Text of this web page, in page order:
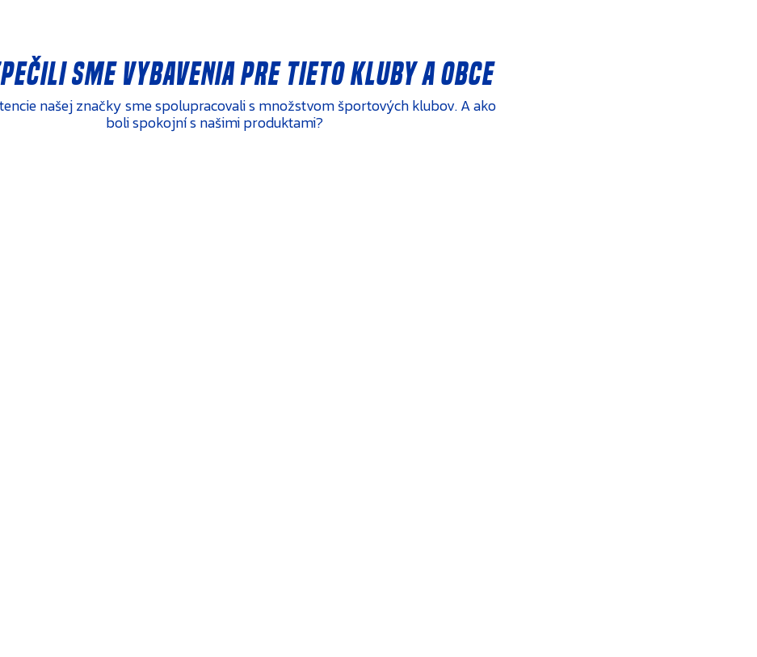
sme vybavenia pre tieto kluby a obce
našej značky sme spolupracovali s množstvom športových klubov. A ako
boli spokojní s našimi produktami?